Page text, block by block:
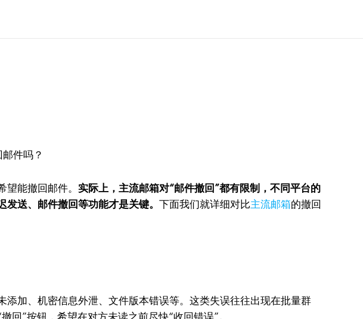
能撤回邮件。 实际上，主流邮箱对“邮件撤回”都有限制，不同平台的
发送、邮件撤回等功能才是关键。下面我们就详细对比主流邮箱的撤回
加、机密信息外泄、文件版本错误等。这类失误往往出现在批量群
”按钮，希望在对方未读之前尽快“收回错误”。